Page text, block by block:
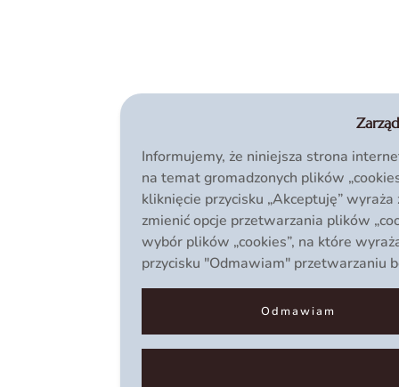
Informujemy, że niniejsza strona
na temat gromadzonych plików
kliknięcie przycisku „Akceptuję”
zmienić opcje przetwarzania plików
wybór plików „cookies”, na które
przycisku "Odmawiam" przetwarzaniu
Odmawiam